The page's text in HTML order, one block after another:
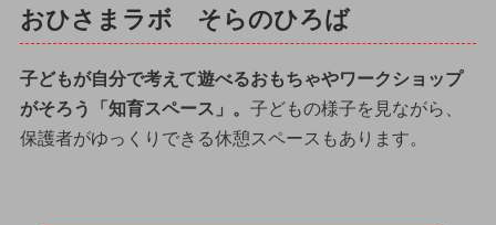
おひさまラボ そらのひろば
子どもが自分で考えて遊べるおもちゃやワークショップ
がそろう「知育スペース」。 子どもの様子を見ながら、
保護者がゆっくりできる休憩スペースもあります。